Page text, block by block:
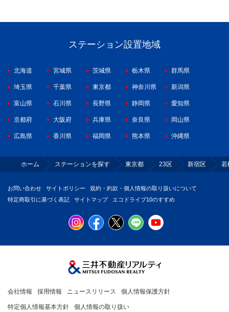
ステーション設置地域
北海道 宮城県 茨城県 栃木県 群馬県
埼玉県 千葉県 東京都 神奈川県 新潟県
富山県 石川県 長野県 静岡県 愛知県
京都府 大阪府 兵庫県 奈良県 岡山県
広島県 香川県 福岡県 熊本県 沖縄県
ホーム ステーションを探す 東京都 23区 新宿区 若
お問い合わせ サイトポリシー
規約・約款・個人情報の取り扱いについて
特定商取引に基づく表記
サイトマップ エコドライブ10のすすめ
会社情報 採用情報 ニュースリリース 個人情報保護方針
特定個人情報基本方針 個人情報の取り扱い